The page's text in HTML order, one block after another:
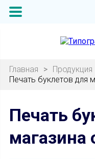
Главная > Продукция
Печать буклетов для
Печать